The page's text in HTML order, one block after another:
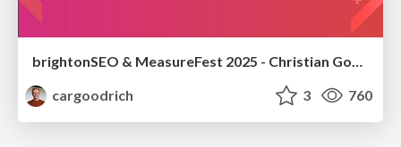
brightonSEO & MeasureFest 2025 - Christian Goodrich - Winning strategies for Black Friday CRO & PPC
cargoodrich
3 760